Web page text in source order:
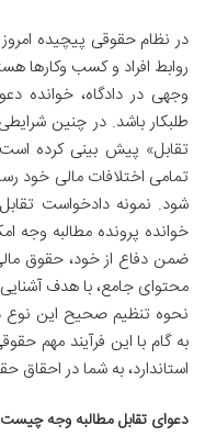
در نظام حقوقی پیچیده
روابط افراد و کسب وکارها
وجهی در دادگاه، خوانده
طلبکار باشد. در چنین
تقابل» پیش بینی کرده است
تمامی اختلافات مالی خود
شود. نمونه دادخواست
خوانده پرونده مطالبه وجه
ضمن دفاع از خود، حقوق
محتوای جامع، با هدف
نحوه تنظیم صحیح این نوع
به گام با این فرآیند مهم
استاندارد، به شما در احقاق
دعوای تقابل مطالبه وجه